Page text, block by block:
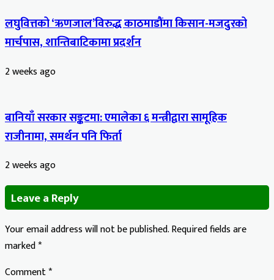
लघुवित्तको ‘ऋणजाल’विरुद्ध काठमाडौंमा किसान-मजदुरको
मार्चपास, शान्तिबाटिकामा प्रदर्शन
2 weeks ago
बानियाँ सरकार सङ्कटमा: एमालेका ६ मन्त्रीद्वारा सामूहिक
राजीनामा, समर्थन पनि फिर्ता
2 weeks ago
Leave a Reply
Your email address will not be published.Required fields are
marked*
Comment*